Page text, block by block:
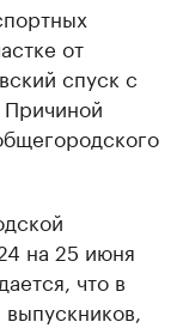
от
спуск с
на 25 июня
что в